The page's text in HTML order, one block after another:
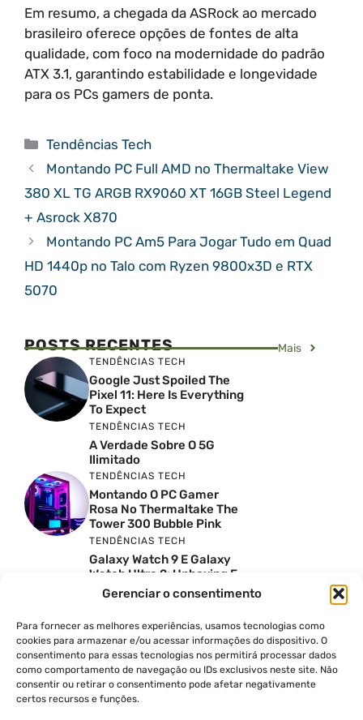
Gerenciar o consentimento
Para fornecer as melhores experiências, usamos tecnologias como
cookies para armazenar e/ou acessar informações do dispositivo. O
consentimento para essas tecnologias nos permitirá processar dados
como comportamento de navegação ou IDs exclusivos neste site. Não
consentir ou retirar o consentimento pode afetar negativamente
certos recursos e funções.
Em resumo, a chegada da ASRock ao mercado
brasileiro oferece opções de fontes de alta
qualidade, com foco na modernidade do padrão
ATX 3.1, garantindo estabilidade e longevidade
para os PCs gamers de ponta.
Categorias
Tendências Tech
Montando PC Full AMD no Thermaltake View
380 XL TG ARGB RX9060 XT 16GB Steel Legend
+ Asrock X870
Montando PC Am5 Para Jogar Tudo em Quad
HD 1440p no Talo com Ryzen 9800x3D e RTX
5070
POSTS RECENTES Mais
TENDÊNCIAS TECH
Google Just Spoiled The
Pixel 11: Here Is Everything
To Expect
TENDÊNCIAS TECH
A Verdade Sobre O 5G
Ilimitado
TENDÊNCIAS TECH
Montando O PC Gamer
Rosa No Thermaltake The
Tower 300 Bubble Pink
TENDÊNCIAS TECH
Galaxy Watch 9 E Galaxy
Watch Ultra 2: Unboxing E
Preço No Brasil
Reviews Do YouTube Sao
Confiaveis? A Verdade Nao
E Tao Simples
TENDÊNCIAS TECH
Por Que Eu Deveria
Escolher Um Notebook